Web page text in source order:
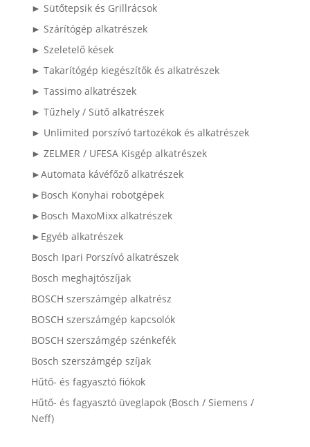
► Sütőtepsik és Grillrácsok
► Szárítógép alkatrészek
► Szeletelő kések
► Takarítógép kiegészítők és alkatrészek
► Tassimo alkatrészek
► Tűzhely / Sütő alkatrészek
► Unlimited porszívó tartozékok és alkatrészek
► ZELMER / UFESA Kisgép alkatrészek
►Automata kávéfőző alkatrészek
►Bosch Konyhai robotgépek
►Bosch MaxoMixx alkatrészek
►Egyéb alkatrészek
Bosch Ipari Porszívó alkatrészek
Bosch meghajtószíjak
BOSCH szerszámgép alkatrész
BOSCH szerszámgép kapcsolók
BOSCH szerszámgép szénkefék
Bosch szerszámgép szíjak
Hűtő- és fagyasztó fiókok
Hűtő- és fagyasztó üveglapok (Bosch / Siemens /
Neff)